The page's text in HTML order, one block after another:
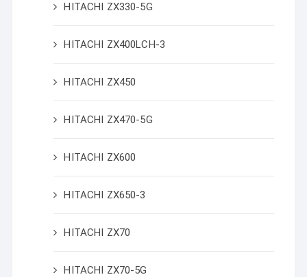
HITACHI ZX330-5G
HITACHI ZX400LCH-3
HITACHI ZX450
HITACHI ZX470-5G
HITACHI ZX600
HITACHI ZX650-3
HITACHI ZX70
HITACHI ZX70-5G